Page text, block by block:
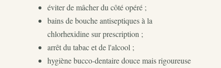
éviter de mâcher du côté opéré ;
bains de bouche antiseptiques à la
chlorhexidine sur prescription ;
arrêt du tabac et de l'alcool ;
hygiène bucco-dentaire douce mais rigoureuse